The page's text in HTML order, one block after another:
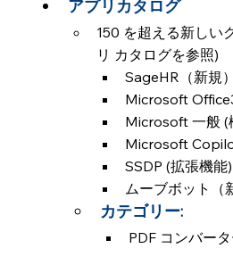
アプリカタログ
150 を超える新しい
リ カタログを参照)
SageHR（新規）
Microsoft
Microsoft 一般 (
Microsoft
SSDP (拡張機能)
ムーブボット（
カテゴリー:
PDF コンバー